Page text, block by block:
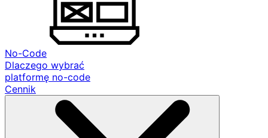
No-Code
Dlaczego wybrać
platformę no-code
Cennik